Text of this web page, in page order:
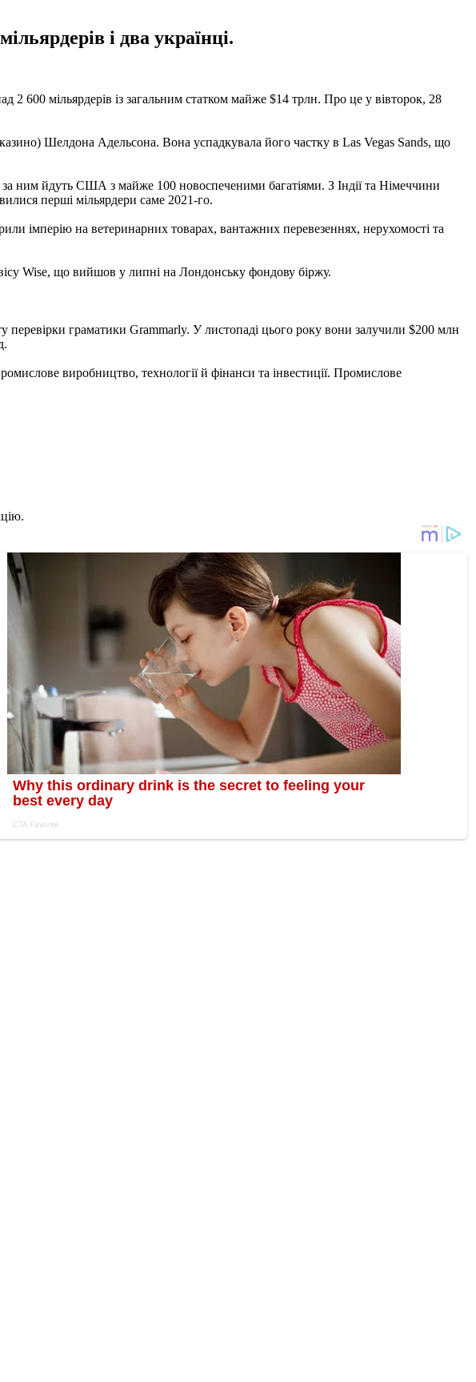
і два українці.
2 600 мільярдерів із загальним статком майже $14 трлн. Про це у вівторок, 28
Шелдона Адельсона. Вона успадкувала його частку в Las Vegas Sands, що
ним йдуть США з майже 100 новоспеченими багатіями. З Індії та Німеччини
перші мільярдери саме 2021-го.
імперію на ветеринарних товарах, вантажних перевезеннях, нерухомості та
Wise, що вийшов у липні на Лондонську фондову біржу.
граматики Grammarly. У листопаді цього року вони залучили $200 млн
виробництво, технології й фінанси та інвестиції. Промислове